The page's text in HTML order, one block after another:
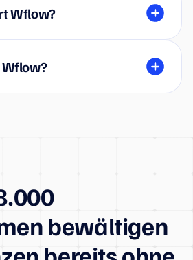
Wflow?
bewältigen